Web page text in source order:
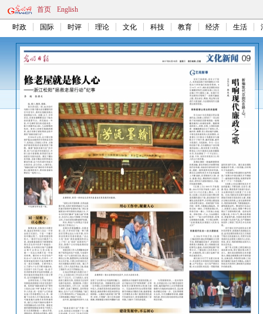
首页 English
时政 国际 时评 理论 文化 科技 教育 经济 生活